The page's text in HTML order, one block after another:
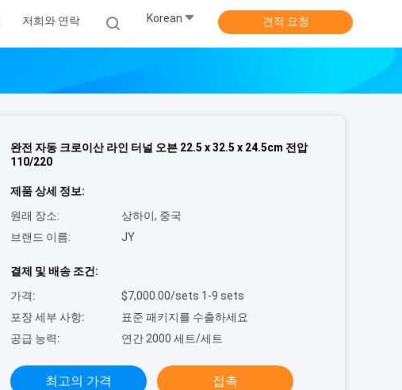
저희와 연락 Korean 견적 요청
완전 자동 크로이산 라인 터널 오븐 22.5 x 32.5 x 24.5cm 전압
110/220
제품 상세 정보:
원래 장소:
상하이, 중국
브랜드 이름:
JY
결제 및 배송 조건:
가격:
$7,000.00/sets 1-9 sets
포장 세부 사항:
표준 패키지를 수출하세요
공급 능력:
연간 2000 세트/세트
최고의 가격 접촉